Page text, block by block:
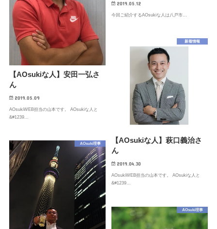
2019.05.12
今回ご紹介するAOsukiな人は八戸市…
【AOsukiな人】安田一弘さ
ん
2019.05.09
AOsukiWEB担当の山本です。 AOsukiな人と
&#1239…
新着情報
【AOsukiな人】萩口義治さ
ん
2019.04.30
AOsukiWEB担当の山本です。 AOsukiな人と
&#1239…
AOsuki理事
AOsuki理事